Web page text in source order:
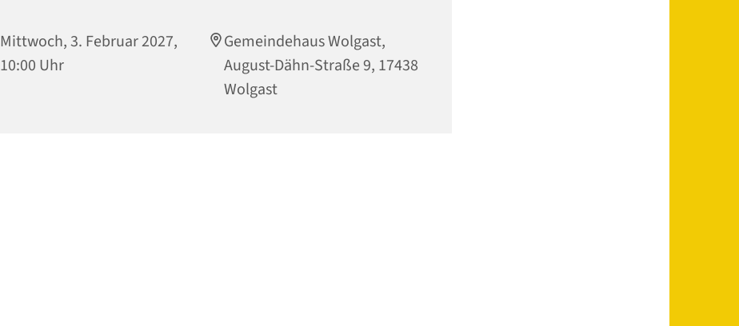
Mittwoch, 3. Februar 2027,
10:00 Uhr
Gemeindehaus Wolgast,
August-Dähn-Straße 9, 17438
Wolgast